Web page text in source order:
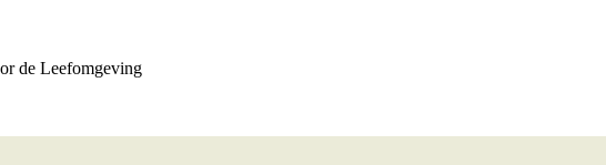
de Leefomgeving